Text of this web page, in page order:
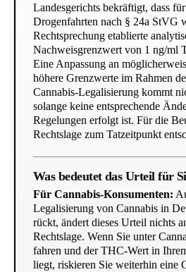
Landesgerichts bekräftigt, dass
Drogenfahrten nach § 24a StVG
Rechtsprechung etablierte
Nachweisgrenzwert von 1 ng/ml
Eine Anpassung an
höhere Grenzwerte im Rahmen
Cannabis-Legalisierung kommt
solange keine entsprechende
Regelungen erfolgt ist. Für die
Rechtslage zum Tatzeitpunkt
Was bedeutet das Urteil für
Für Cannabis-Konsumenten:
Legalisierung von Cannabis in
rückt, ändert dieses Urteil nichts
Rechtslage. Wenn Sie unter
fahren und der THC-Wert in
liegt, riskieren Sie weiterhin eine